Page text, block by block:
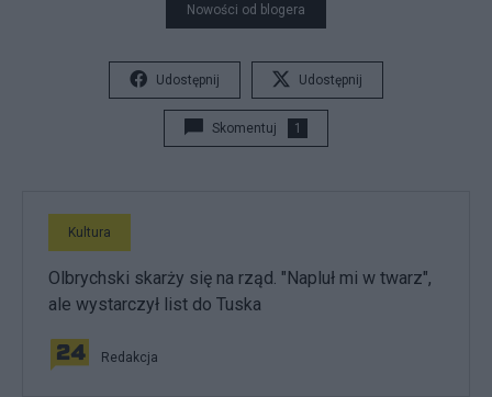
Nowości od blogera
Udostępnij Udostępnij
Skomentuj 1
Kultura
Olbrychski skarży się na rząd. "Napluł mi w twarz",
ale wystarczył list do Tuska
Redakcja